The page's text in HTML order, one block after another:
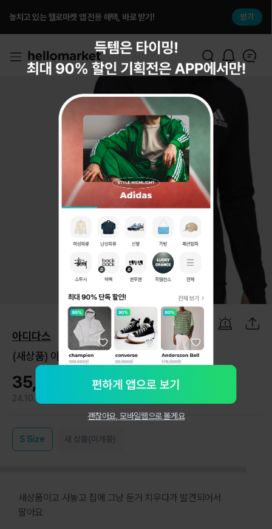
놓치고 있는 헬로마켓 앱 전용 해택, 바로 받기! 받기
1 / 5
아디다스
(새상품) 아디다스 MT 풀집 후디 s
35,000원
24.10.8
S Size 새 상품(미개봉)
새상품이고 사놓고 집에 그냥 둔거 치우다가 발견되어서
팔아요
괜찮아요, 모바일웹으로 볼게요